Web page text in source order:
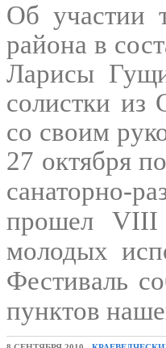
Об участии
района в
Ларисы
солистки из
со своим
27 октября
санаторно-
прошел
VIII
молодых
Фестиваль
пунктов